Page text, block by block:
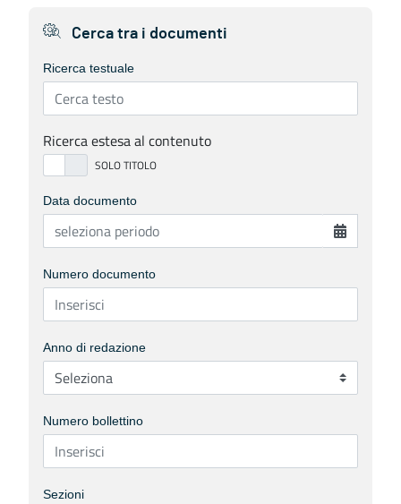
Cerca tra i documenti
Ricerca testuale
Ricerca estesa al contenuto
Data documento
Numero documento
Anno di redazione
Numero bollettino
Sezioni